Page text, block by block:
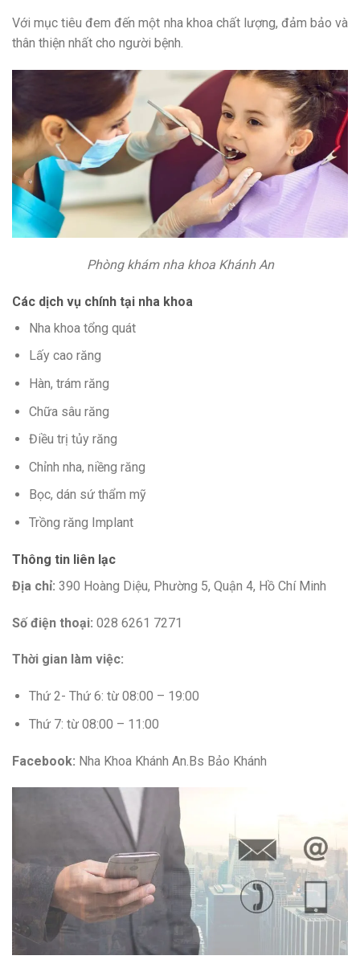
Với mục tiêu đem đến một nha khoa chất lượng, đảm bảo và
thân thiện nhất cho người bệnh.
Phòng khám nha khoa Khánh An
Các dịch vụ chính tại nha khoa
Nha khoa tổng quát
Lấy cao răng
Hàn, trám răng
Chữa sâu răng
Điều trị tủy răng
Chỉnh nha, niềng răng
Bọc, dán sứ thẩm mỹ
Trồng răng Implant
Thông tin liên lạc
Địa chỉ: 390 Hoàng Diệu, Phường 5, Quận 4, Hồ Chí Minh
Số điện thoại: 028 6261 7271
Thời gian làm việc:
Thứ 2- Thứ 6: từ 08:00 – 19:00
Thứ 7: từ 08:00 – 11:00
Facebook: Nha Khoa Khánh An.Bs Bảo Khánh